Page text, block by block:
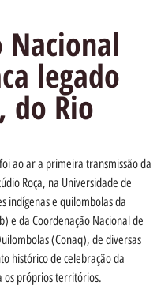
Nacional
legado
do Rio
ao ar a primeira transmissão da
Roça, na Universidade de
indígenas e quilombolas da
e da Coordenação Nacional de
(Conaq), de diversas
histórico de celebração da
os próprios territórios.